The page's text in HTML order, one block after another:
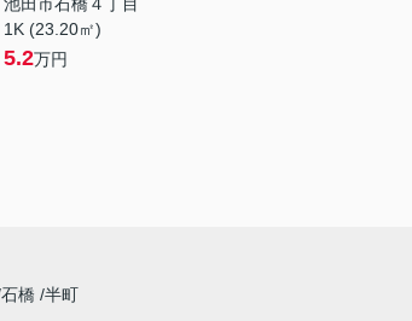
1K (23.20㎡)
5.2万円
石橋 半町